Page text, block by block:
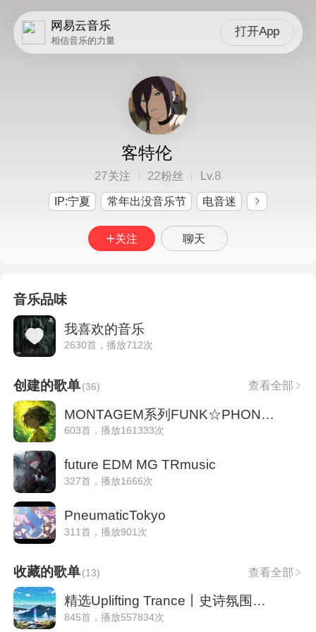
网易云音乐
相信音乐的力量
打开App
客特伦
27关注 22粉丝 Lv.8
IP:宁夏 常年出没音乐节 电音迷
关注 聊天
音乐品味
我喜欢的音乐
2630首，播放712次
创建的歌单(36) 查看全部
MONTAGEM系列FUNK☆PHONK精选
603首，播放161333次
future EDM MG TRmusic
327首，播放1666次
PneumaticTokyo
311首，播放901次
收藏的歌单(13) 查看全部
精选Uplifting Trance丨史诗氛围的电子交响
845首，播放557834次